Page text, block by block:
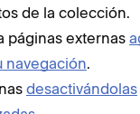
de la colección.
páginas externas
navegación.
desactivándolas